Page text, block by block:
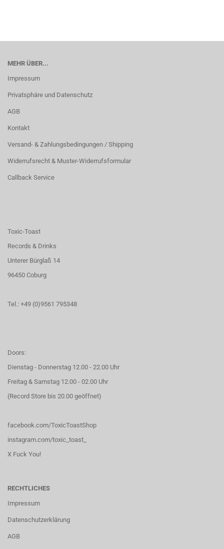
MEHR ÜBER...
Impressum
Privatsphäre und Datenschutz
AGB
Kontakt
Versand- & Zahlungsbedingungen / Shipping
Widerrufsrecht & Muster-Widerrufsformular
Callback Service
Toxic-Toast
Records & Drinks
Unterer Bürglaß 14
96450 Coburg
Tel.: +49 (0)9561 795348
Doors:
Dienstag - Donnerstag 12.00 - 22.00 Uhr
Freitag & Samstag 12.00 - 02.00 Uhr
(Record Store bis 20.00 geöffnet)
facebook.com/ToxicToastShop
instagram.com/toxic_toast_
X Fuck You!
RECHTLICHES
Impressum
Datenschutzerklärung
AGB